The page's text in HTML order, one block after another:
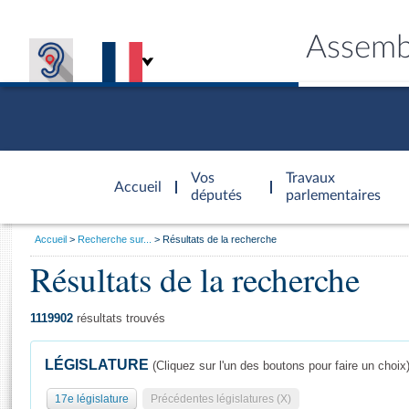
Accueil
d'accueil
Vos
députés
Travaux
parlementaires
Général
Vous
Accueil Recherche sur... Résultats de la recherche
Résultats de la recherche
1119902 résultats trouvés
LÉGISLATURE (Cliquez sur l'un des boutons pour faire un choix)
17e législature Précédentes législatures (X)